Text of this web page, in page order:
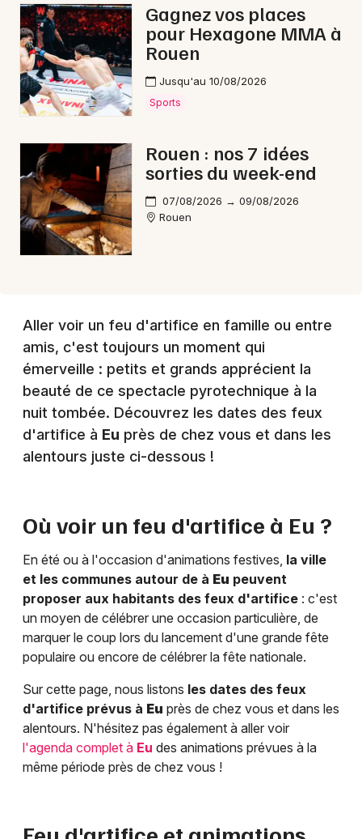
76 - Seine-Maritime
Choisir mes départements
Mon email
Gagnez vos places
pour Hexagone MMA à
Rouen
Jusqu'au 10/08/2026
Sports
Rouen : nos 7 idées
sorties du week-end
07/08/2026 → 09/08/2026
Rouen
Aller voir un feu d'artifice en famille ou entre
amis, c'est toujours un moment qui
émerveille : petits et grands apprécient la
beauté de ce spectacle pyrotechnique à la
nuit tombée. Découvrez les dates des feux
d'artifice à Eu près de chez vous et dans les
alentours juste ci-dessous !
Où voir un feu d'artifice à Eu ?
En été ou à l'occasion d'animations festives, la ville
et les communes autour de à Eu peuvent
proposer aux habitants des feux d'artifice : c'est
un moyen de célébrer une occasion particulière, de
marquer le coup lors du lancement d'une grande fête
populaire ou encore de célébrer la fête nationale.
Sur cette page, nous listons les dates des feux
d'artifice prévus à Eu près de chez vous et dans les
alentours. N'hésitez pas également à aller voir
l'agenda complet à Eu des animations prévues à la
même période près de chez vous !